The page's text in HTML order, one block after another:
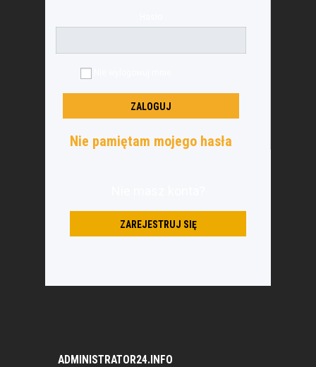
Nie pamiętam mojego hasła
ZAREJESTRUJ SIĘ
ADMINISTRATOR24.INFO